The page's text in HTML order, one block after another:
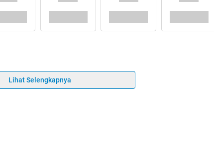
Lihat Selengkapnya